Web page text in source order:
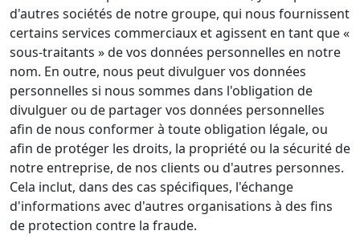
d'autres sociétés de notre groupe, qui nous fournissent
certains services commerciaux et agissent en tant que «
sous-traitants » de vos données personnelles en notre
nom. En outre, nous peut divulguer vos données
personnelles si nous sommes dans l'obligation de
divulguer ou de partager vos données personnelles
afin de nous conformer à toute obligation légale, ou
afin de protéger les droits, la propriété ou la sécurité de
notre entreprise, de nos clients ou d'autres personnes.
Cela inclut, dans des cas spécifiques, l'échange
d'informations avec d'autres organisations à des fins
de protection contre la fraude.